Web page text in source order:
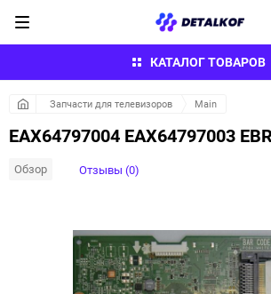
КАТАЛОГ ТОВАРОВ
Запчасти для телевизоров Main
EAX64797004 EAX64797003
Обзор Отзывы (0)